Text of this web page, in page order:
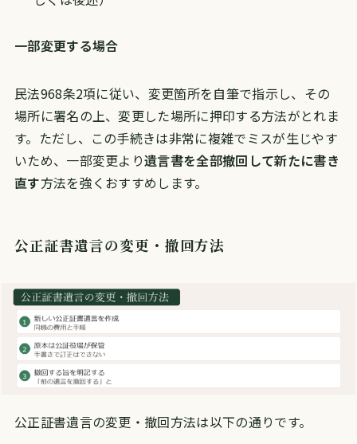
一部変更する場合
民法968条2項に従い、変更箇所を自筆で指示し、その
場所に署名の上、変更した場所に押印する方法がとれま
す。ただし、この手続きは非常に複雑でミスが生じやす
いため、一部変更より遺言書を全部撤回して新たに書き
直す方法を強くおすすめします。
公正証書遺言の変更・撤回方法
公正証書遺言の変更・撤回方法は以下の通りです。